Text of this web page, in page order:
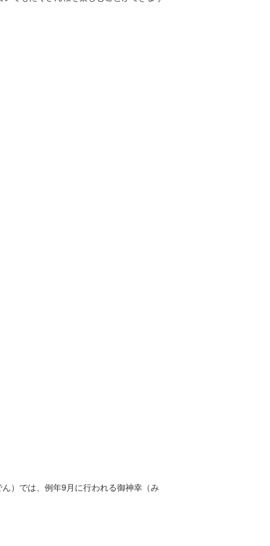
）では、例年9月に行われる御神幸（み